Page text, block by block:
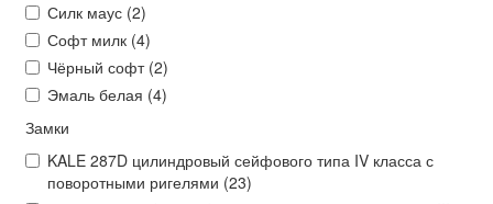
Силк маус (2)
Софт милк (4)
Чёрный софт (2)
Эмаль белая (4)
Замки
KALE 287D цилиндровый сейфового типа IV класса с
поворотными ригелями (23)